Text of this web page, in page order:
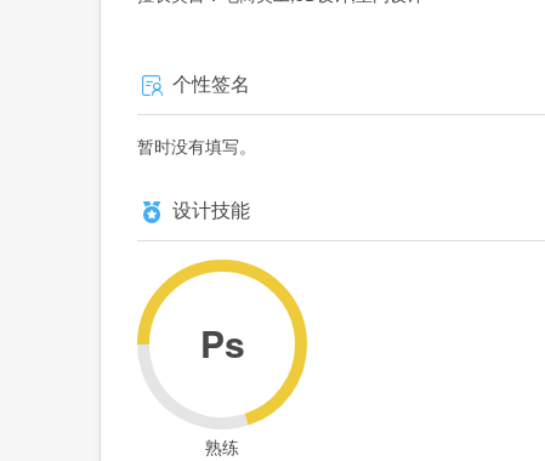
个性签名
暂时没有填写。
设计技能
Ps
熟练